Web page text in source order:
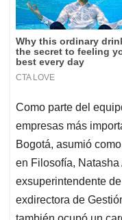
Como parte del
empresas más
Bogotá, asumió
en Filosofía,
exsuperintendente
exdirectora de